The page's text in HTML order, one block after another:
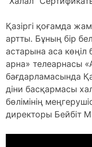
Қазіргі қоғамда
артты. Бұның бір
астарына аса
арна» телеарнасы
бағдарламасында
дiни басқармасы
бөлiмiнiң
директоры Бейбiт